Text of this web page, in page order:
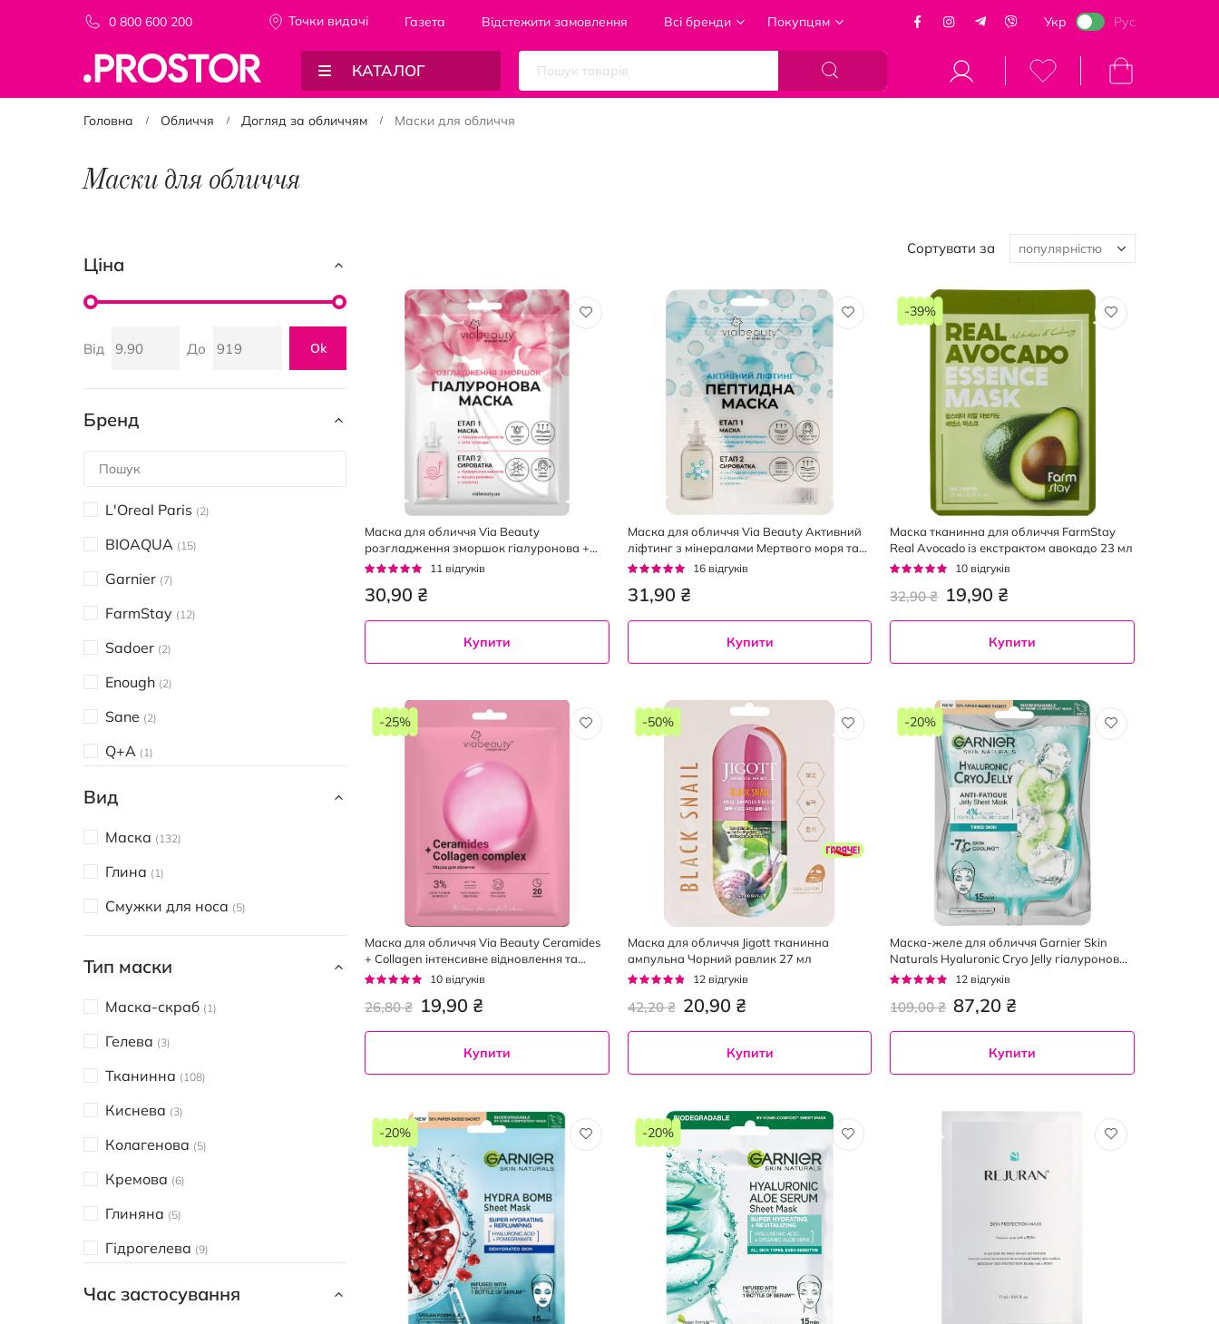
0 800 600 200 Точки видачi Газета Відстежити замовлення Всі бренди Покупцям Укр Рус
КАТАЛОГ Кошик
Головна Обличчя Догляд за обличчям Маски для обличчя
Маски для обличчя
Сортувати за
Маска для обличчя Via Beauty
розгладження зморшок гіалуронова +
сироватка 30 г
Рейтинг:
11 відгуків
30,90 ₴
Купити
Маска для обличчя Via Beauty Активний
ліфтинг з мінералами Мертвого моря та
сироваткою пептидна 36 г
Рейтинг:
16 відгуків
31,90 ₴
Купити
Маска тканинна для обличчя FarmStay
Real Avocado із екстрактом авокадо 23 мл
Рейтинг:
10 відгуків
19,90 ₴
32,90 ₴
-39%
Купити
Маска для обличчя Via Beauty Ceramides
+ Collagen інтенсивне відновлення та
розгладження 25 г
Рейтинг:
10 відгуків
19,90 ₴
26,80 ₴
-25%
Купити
Маска для обличчя Jigott тканинна
ампульна Чорний равлик 27 мл
Рейтинг:
12 відгуків
20,90 ₴
42,20 ₴
-50%
Купити
Маска-желе для обличчя Garnier Skin
Naturals Hyaluronic Cryo Jelly гіалуронова
тканинна з ефектом охолодження та
Рейтинг:
12 відгуків
87,20 ₴
109,00 ₴
-20%
Купити
-20% -20%
Ціна
Від До Ok
Бренд
L'Oreal Paris 2
BIOAQUA 15
Garnier 7
FarmStay 12
Sadoer 2
Enough 2
Sane 2
Q+A 1
Petitfee
Rejuran 2
Вид
Маска 132
Глина 1
Смужки для носа 5
Тип маски
Маска-скраб 1
Гелева 3
Тканинна 108
Киснева 3
Колагенова 5
Кремова 6
Глиняна 5
Гідрогелева 9
Час застосування